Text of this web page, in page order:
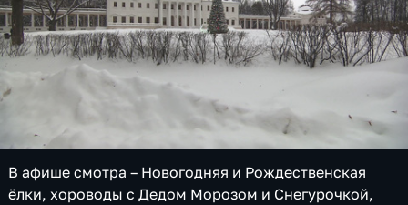
В афише смотра – Новогодняя и Рождественская
ёлки, хороводы с Дедом Морозом и Снегурочкой,